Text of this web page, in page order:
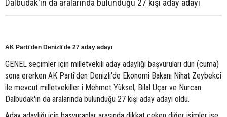
Dalbudak'ın da aralarında bulunduğu 27 kişi aday adayı
AK Parti'den Denizli'de 27 aday adayı
GENEL seçimler için milletvekili aday adaylığı başvuruları dün (cuma)
sona ererken AK Parti'den Denizli'de Ekonomi Bakanı Nihat Zeybekci
ile mevcut milletvekiller i Mehmet Yüksel, Bilal Uçar ve Nurcan
Dalbudak'ın da aralarında bulunduğu 27 kişi aday adayı oldu.